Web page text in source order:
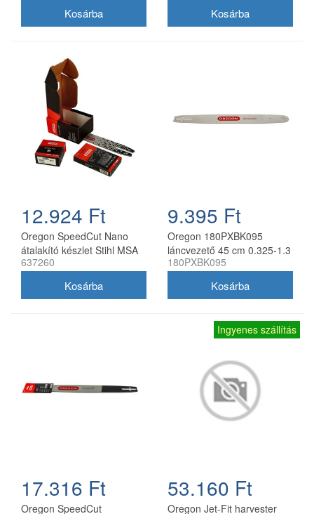
12.924 Ft
Oregon SpeedCut Nano
átalakító készlet Stihl MSA
161T 10" 325 1,1 mm
637260
9.395 Ft
Oregon 180PXBK095
láncvezető 45 cm 0.325-1.3
mm 72 szemes Husqvarna
180PXBK095
17.316 Ft
Oregon SpeedCut
Ingyenes szállítás
53.160 Ft
Oregon Jet-Fit harvester